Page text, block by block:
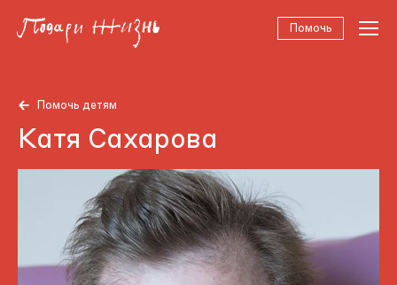
Помочь
Помочь детям
Катя Сахарова